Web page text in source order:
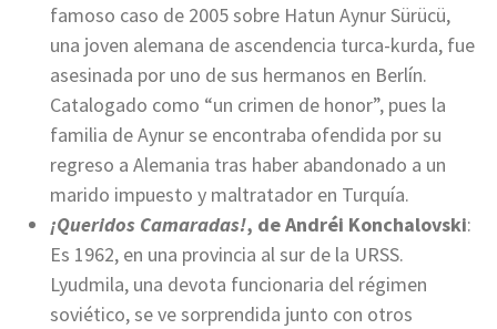
famoso caso de 2005 sobre Hatun Aynur Sürücü,
una joven alemana de ascendencia turca-kurda, fue
asesinada por uno de sus hermanos en Berlín.
Catalogado como “un crimen de honor”, pues la
familia de Aynur se encontraba ofendida por su
regreso a Alemania tras haber abandonado a un
marido impuesto y maltratador en Turquía.
¡Queridos Camaradas!, de Andréi Konchalovski:
Es 1962, en una provincia al sur de la URSS.
Lyudmila, una devota funcionaria del régimen
soviético, se ve sorprendida junto con otros